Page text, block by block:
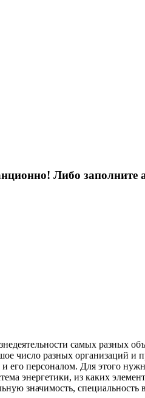
Либо
самых разных
число разных организаций и
его персоналом. Для этого
энергетики, из каких
значимость, специальность